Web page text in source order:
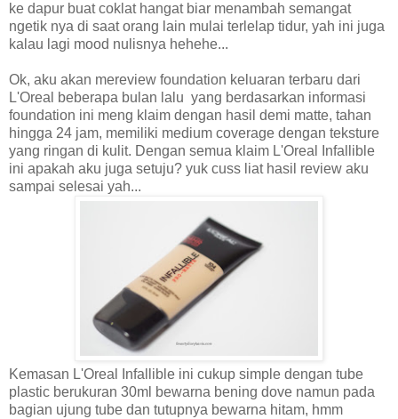
ke dapur buat coklat hangat biar menambah semangat
ngetik nya di saat orang lain mulai terlelap tidur, yah ini juga
kalau lagi mood nulisnya hehehe...
Ok, aku akan mereview foundation keluaran terbaru dari
L'Oreal beberapa bulan lalu yang berdasarkan informasi
foundation ini meng klaim dengan hasil demi matte, tahan
hingga 24 jam, memiliki medium coverage dengan teksture
yang ringan di kulit. Dengan semua klaim L'Oreal Infallible
ini apakah aku juga setuju? yuk cuss liat hasil review aku
sampai selesai yah...
Kemasan L'Oreal Infallible ini cukup simple dengan tube
plastic berukuran 30ml bewarna bening dove namun pada
bagian ujung tube dan tutupnya bewarna hitam, hmm